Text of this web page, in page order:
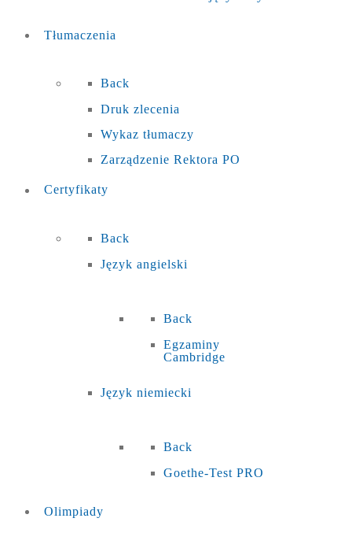
Tłumaczenia
Back
Druk zlecenia
Wykaz tłumaczy
Zarządzenie Rektora PO
Certyfikaty
Back
Język angielski
Back
Egzaminy
Cambridge
Język niemiecki
Back
Goethe-Test PRO
Olimpiady